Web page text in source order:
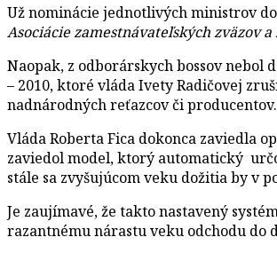
Už nominácie jednotlivých ministrov
Asociácie zamestnávateľských zväzov
Naopak, z odborárskych bossov nebol
– 2010, ktoré vláda Ivety Radičovej
nadnárodných reťazcov či producentov.
Vláda Roberta Fica dokonca zaviedla
zaviedol model, ktorý automatický
stále sa zvyšujúcom veku dožitia by v
Je zaujímavé, že takto nastavený
razantnému nárastu veku odchodu do